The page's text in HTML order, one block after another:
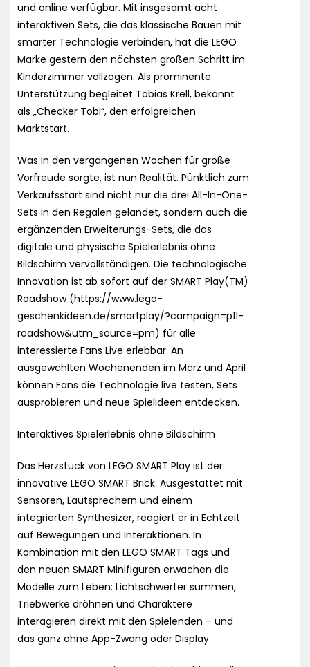
und online verfügbar. Mit insgesamt acht
interaktiven Sets, die das klassische Bauen mit
smarter Technologie verbinden, hat die LEGO
Marke gestern den nächsten großen Schritt im
Kinderzimmer vollzogen. Als prominente
Unterstützung begleitet Tobias Krell, bekannt
als „Checker Tobi“, den erfolgreichen
Marktstart.
Was in den vergangenen Wochen für große
Vorfreude sorgte, ist nun Realität. Pünktlich zum
Verkaufsstart sind nicht nur die drei All-In-One-
Sets in den Regalen gelandet, sondern auch die
ergänzenden Erweiterungs-Sets, die das
digitale und physische Spielerlebnis ohne
Bildschirm vervollständigen. Die technologische
Innovation ist ab sofort auf der SMART Play(TM)
Roadshow (https://www.lego-
geschenkideen.de/smartplay/?campaign=p11-
roadshow&utm_source=pm) für alle
interessierte Fans Live erlebbar. An
ausgewählten Wochenenden im März und April
können Fans die Technologie live testen, Sets
ausprobieren und neue Spielideen entdecken.
Interaktives Spielerlebnis ohne Bildschirm
Das Herzstück von LEGO SMART Play ist der
innovative LEGO SMART Brick. Ausgestattet mit
Sensoren, Lautsprechern und einem
integrierten Synthesizer, reagiert er in Echtzeit
auf Bewegungen und Interaktionen. In
Kombination mit den LEGO SMART Tags und
den neuen SMART Minifiguren erwachen die
Modelle zum Leben: Lichtschwerter summen,
Triebwerke dröhnen und Charaktere
interagieren direkt mit den Spielenden – und
das ganz ohne App-Zwang oder Display.